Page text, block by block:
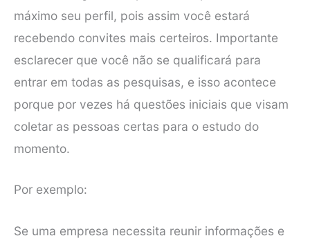
máximo seu perfil, pois assim você estará
recebendo convites mais certeiros. Importante
esclarecer que você não se qualificará para
entrar em todas as pesquisas, e isso acontece
porque por vezes há questões iniciais que visam
coletar as pessoas certas para o estudo do
momento.
Por exemplo:
Se uma empresa necessita reunir informações e